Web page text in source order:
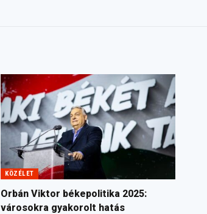
KÖZÉLET
Orbán Viktor békepolitika 2025:
városokra gyakorolt hatás